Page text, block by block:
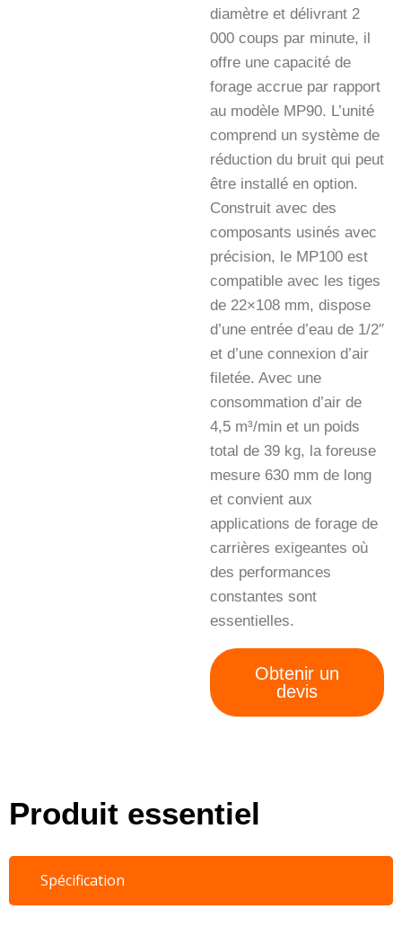
diamètre et délivrant 2
000 coups par minute, il
offre une capacité de
forage accrue par rapport
au modèle MP90. L’unité
comprend un système de
réduction du bruit qui peut
être installé en option.
Construit avec des
composants usinés avec
précision, le MP100 est
compatible avec les tiges
de 22×108 mm, dispose
d’une entrée d’eau de 1/2″
et d’une connexion d’air
filetée. Avec une
consommation d’air de
4,5 m³/min et un poids
total de 39 kg, la foreuse
mesure 630 mm de long
et convient aux
applications de forage de
carrières exigeantes où
des performances
constantes sont
essentielles.
Obtenir un
devis
Produit essentiel
Spécification